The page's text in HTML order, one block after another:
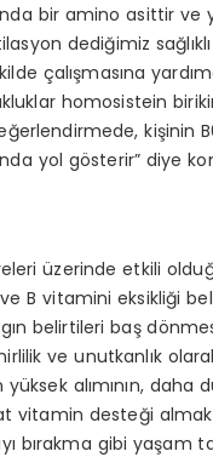
bir amino asittir ve
dediğimiz
çalışmasına
homosistein
kişinin
yol gösterir” diye
üzerinde etkili
B vitamini eksikliği
belirtileri baş
ve unutkanlık
alımının, daha
vitamin desteği almak
bırakma gibi yaşam